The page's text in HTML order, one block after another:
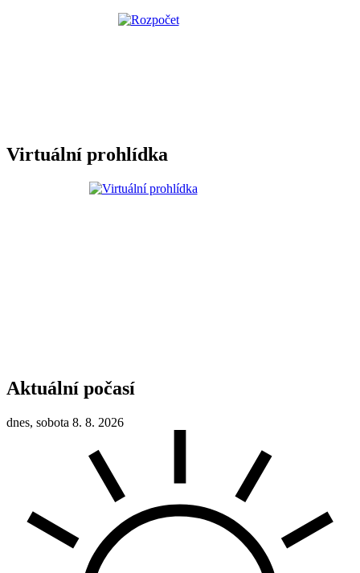
Virtuální prohlídka
Aktuální počasí
dnes, sobota 8. 8. 2026